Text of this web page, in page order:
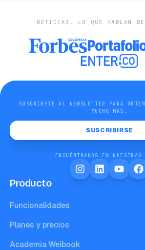
NOTICIAS, LO QUE HABLAN DE
SUSCRÍBETE AL NEWSLETTER PARA
MUCHO MÁS.
SUSCRIBIRSE
ENCUÉNTRANOS EN NUESTRAS
Producto
Funcionalidades
Planes y precios
Academia Weibook